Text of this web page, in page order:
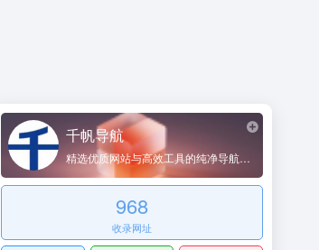
千帆导航
精选优质网站与高效工具的纯净导航平台
968
收录网址